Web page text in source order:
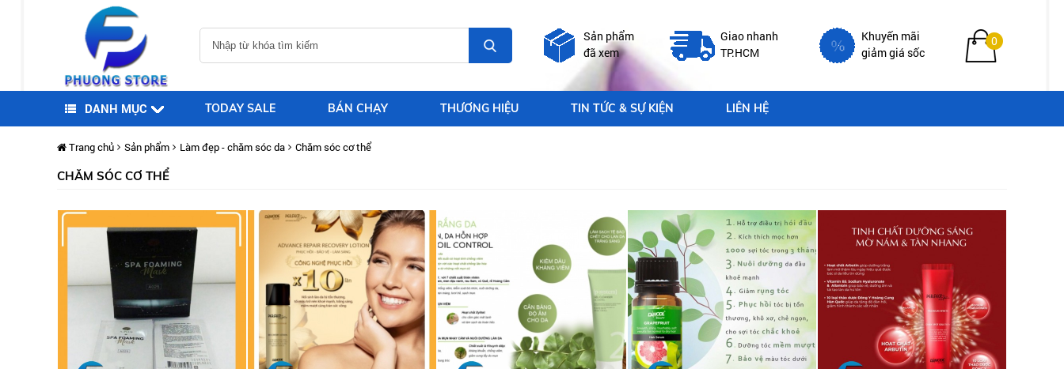
Sản phẩm
đã xem
Giao nhanh
TP.HCM
Khuyến mãi
giảm giá sốc
0
DANH MỤC TODAY SALE BÁN CHẠY THƯƠNG HIỆU TIN TỨC & SỰ KIỆN LIÊN HỆ
Trang chủ Sản phẩm Làm đẹp - chăm sóc da Chăm sóc cơ thể
CHĂM SÓC CƠ THỂ